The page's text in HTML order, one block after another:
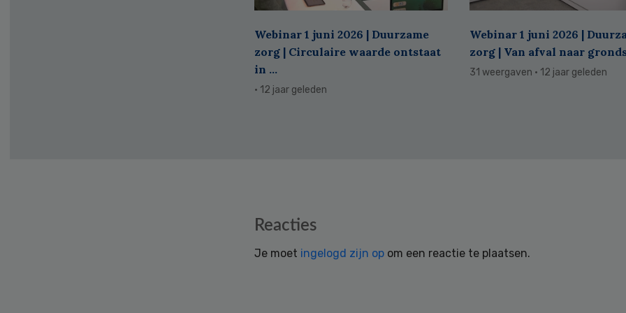
Webinar 1 juni 2026 | Duurzame
zorg | Circulaire waarde ontstaat
in ...
· 12 jaar geleden
Webinar 1 juni 2026 |
zorg | Van afval naar
31 weergaven · 12 jaar geleden
Reacties
Je moet ingelogd zijn op om een reactie te plaatsen.